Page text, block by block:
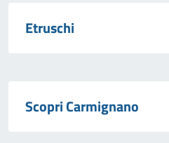
Etruschi
Scopri Carmignano